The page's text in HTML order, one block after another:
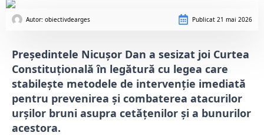
Autor: obiectivdearges Publicat 21 mai 2026
Preşedintele Nicuşor Dan a sesizat joi Curtea
Constituţională în legătură cu legea care
stabilește metodele de intervenţie imediată
pentru prevenirea şi combaterea atacurilor
urşilor bruni asupra cetățenilor şi a bunurilor
acestora.